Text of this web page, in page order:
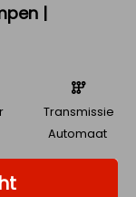
|
Transmissie
Automaat